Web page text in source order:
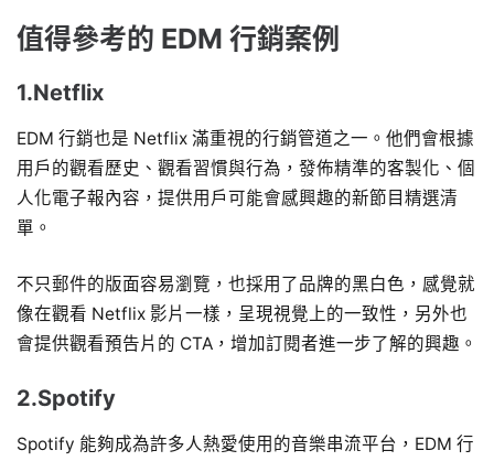
值得參考的 EDM 行銷案例
1.Netflix
EDM 行銷也是 Netflix 滿重視的行銷管道之一。他們會根據
用戶的觀看歷史、觀看習慣與行為，發佈精準的客製化、個
人化電子報內容，提供用戶可能會感興趣的新節目精選清
單。
不只郵件的版面容易瀏覽，也採用了品牌的黑白色，感覺就
像在觀看 Netflix 影片一樣，呈現視覺上的一致性，另外也
會提供觀看預告片的 CTA，增加訂閱者進一步了解的興趣。
2.Spotify
Spotify 能夠成為許多人熱愛使用的音樂串流平台，EDM 行